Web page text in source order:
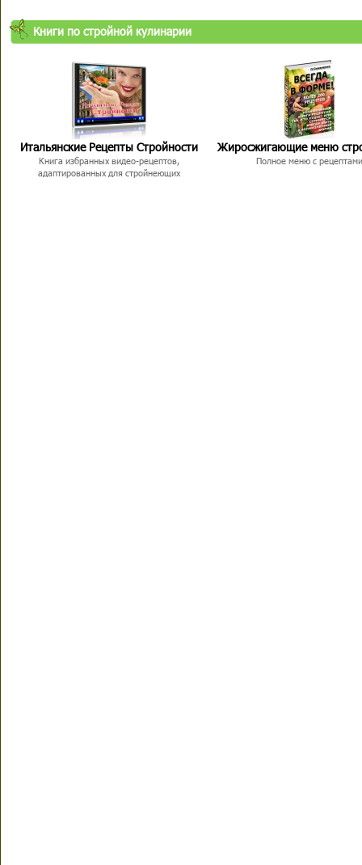
Книги по стройной кулинарии
Итальянские Рецепты Стройности
Книга избранных видео-рецептов,
адаптированных для стройнеющих
Жиросжигающие меню
Полное меню с рецептами